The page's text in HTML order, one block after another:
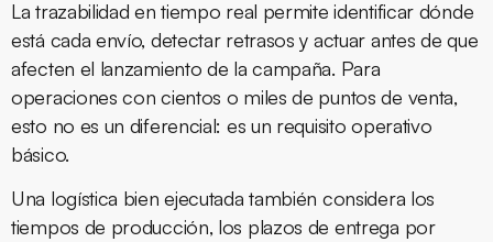
La trazabilidad en tiempo real permite identificar dónde
está cada envío, detectar retrasos y actuar antes de que
afecten el lanzamiento de la campaña. Para
operaciones con cientos o miles de puntos de venta,
esto no es un diferencial: es un requisito operativo
básico.
Una logística bien ejecutada también considera los
tiempos de producción, los plazos de entrega por